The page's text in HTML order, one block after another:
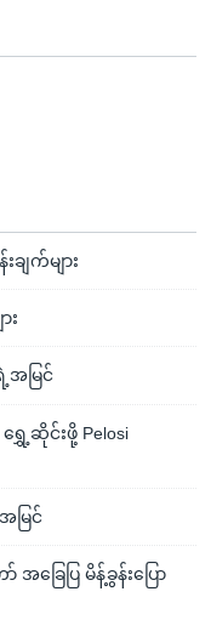
ချက်များ
း
အမြင်
ရွှေ့ဆိုင်းဖို့ Pelosi
မြင်
ခြေပြ မိန့်ခွန်းပြော